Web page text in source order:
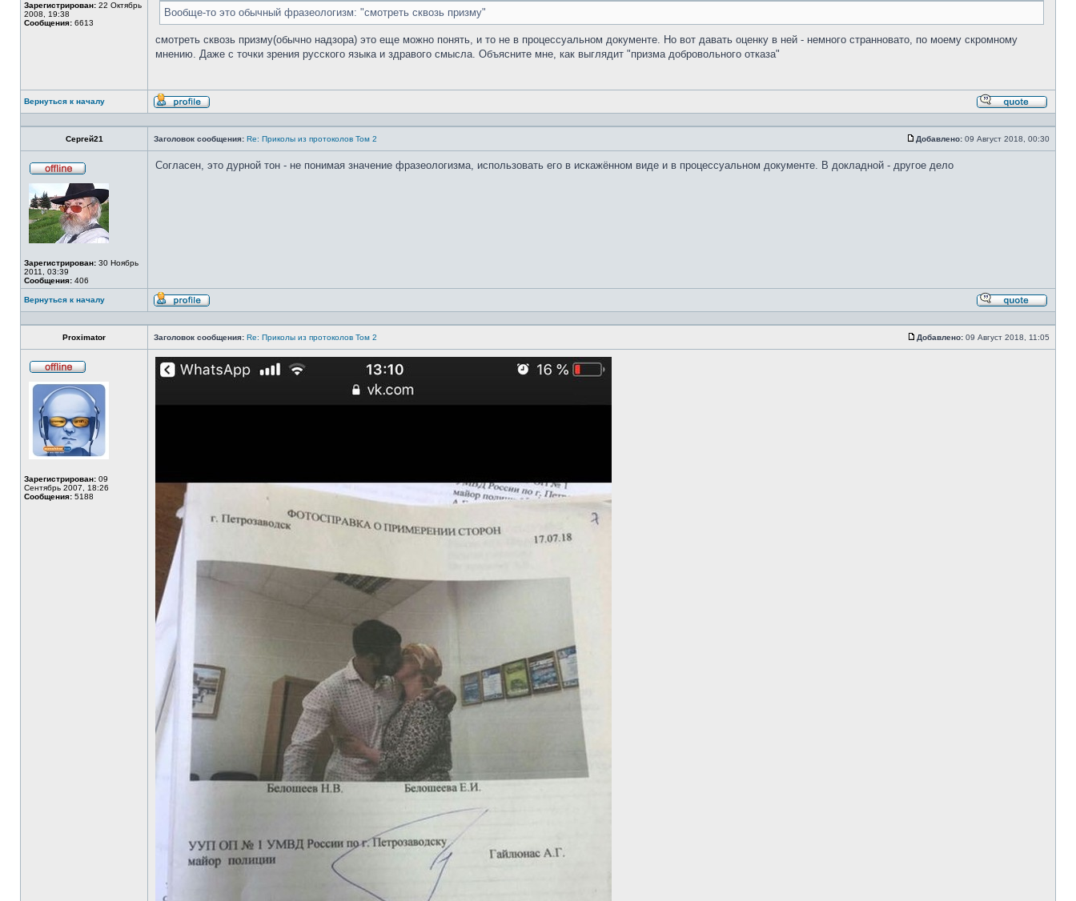
сети
Зарегистрирован: 22 Октябрь
2008, 19:38
Сообщения: 6613
Вообще-то это обычный фразеологизм: "смотреть сквозь призму"
смотреть сквозь призму(обычно надзора) это еще можно понять, и то не в процессуальном документе. Но вот давать оценку в ней - немного странновато, по моему скромному
мнению. Даже с точки зрения русского языка и здравого смысла. Объясните мне, как выглядит "призма добровольного отказа"
Вернуться к началу
Профиль
Сергей21
Заголовок сообщения: Re: Приколы из протоколов Том 2
Сообщение
Добавлено: 09 Август 2018, 00:30
сети
Зарегистрирован: 30 Ноябрь
2011, 03:39
Сообщения: 406
Согласен, это дурной тон - не понимая значение фразеологизма, использовать его в искажённом виде и в процессуальном документе. В докладной - другое дело
Вернуться к началу
Профиль
Proximator
Заголовок сообщения: Re: Приколы из протоколов Том 2
Сообщение
Добавлено: 09 Август 2018, 11:05
в
сети
Зарегистрирован: 09
Сентябрь 2007, 18:26
Сообщения: 5188